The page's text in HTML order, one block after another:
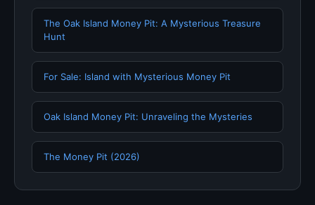
The Oak Island Money Pit: A Mysterious Treasure
Hunt
For Sale: Island with Mysterious Money Pit
Oak Island Money Pit: Unraveling the Mysteries
The Money Pit (2026)